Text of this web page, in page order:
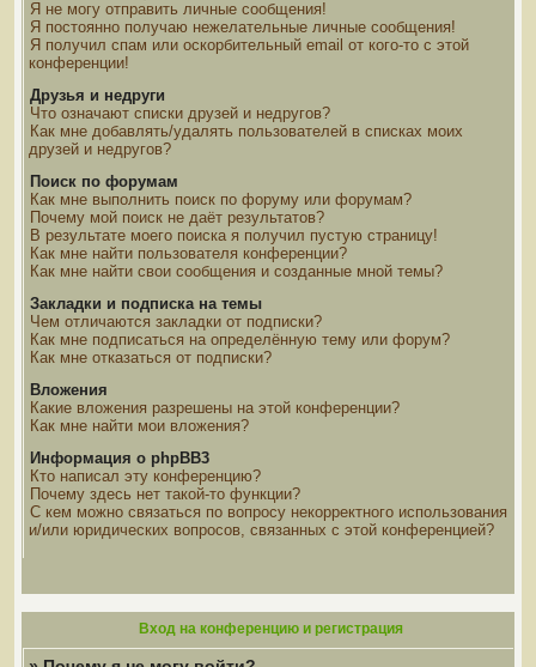
Я не могу отправить личные сообщения!
Я постоянно получаю нежелательные личные сообщения!
Я получил спам или оскорбительный email от кого-то с этой
конференции!
Друзья и недруги
Что означают списки друзей и недругов?
Как мне добавлять/удалять пользователей в списках моих
друзей и недругов?
Поиск по форумам
Как мне выполнить поиск по форуму или форумам?
Почему мой поиск не даёт результатов?
В результате моего поиска я получил пустую страницу!
Как мне найти пользователя конференции?
Как мне найти свои сообщения и созданные мной темы?
Закладки и подписка на темы
Чем отличаются закладки от подписки?
Как мне подписаться на определённую тему или форум?
Как мне отказаться от подписки?
Вложения
Какие вложения разрешены на этой конференции?
Как мне найти мои вложения?
Информация о phpBB3
Кто написал эту конференцию?
Почему здесь нет такой-то функции?
С кем можно связаться по вопросу некорректного использования
и/или юридических вопросов, связанных с этой конференцией?
Вход на конференцию и регистрация